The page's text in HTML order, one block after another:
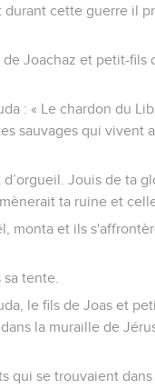
cette guerre il
Joachaz et petit-
: « Le chardon du
sauvages qui
Jouis de ta
ta ruine et
monta et ils
tente.
le fils de Joas et
la muraille de
qui se trouvaient